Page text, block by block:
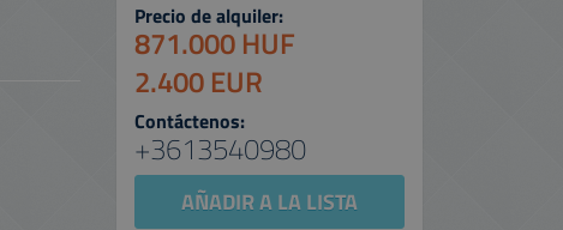
Precio de alquiler:
871.000 HUF
2.400 EUR
Contáctenos:
+3613540980
AÑADIR A LA LISTA